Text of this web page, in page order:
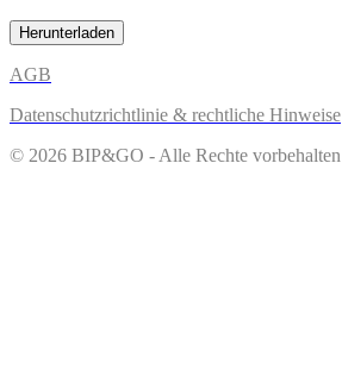
Herunterladen
AGB
Datenschutzrichtlinie & rechtliche Hinweise
© 2026 BIP&GO - Alle Rechte vorbehalten